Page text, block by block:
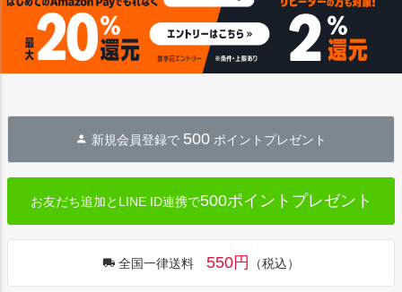
ップ
新規会員登録で 500 ポイントプレゼント
お友だち追加とLINE ID連携で500ポイントプレゼント
全国一律送料 550円 （税込）